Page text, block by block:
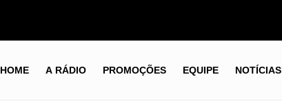
HOME A RÁDIO PROMOÇÕES EQUIPE NOTÍCIAS